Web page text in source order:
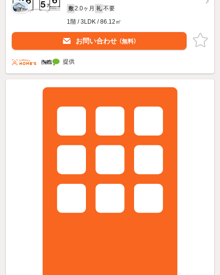
敷 2.0ヶ月 礼 不要
1階 / 3LDK / 86.12㎡
お問い合わせ （無料）
提供